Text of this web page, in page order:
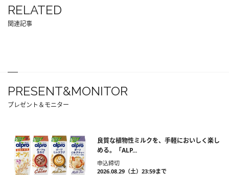
RELATED
関連記事
PRESENT&MONITOR
プレゼント＆モニター
良質な植物性ミルクを、手軽においしく楽し
める。「ALP...
申込締切
2026.08.29（土）23:59まで